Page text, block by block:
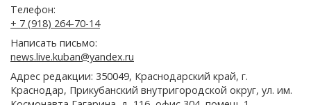
Телефон:
+ 7 (918) 264-70-14
Написать письмо:
news.live.kuban@yandex.ru
Адрес редакции: 350049, Краснодарский край, г.
Краснодар, Прикубанский внутригородской округ, ул. им.